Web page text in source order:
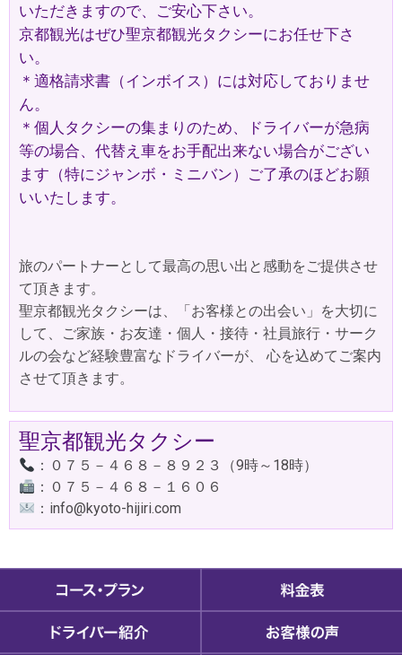
いただきますので、ご安心下さい。
京都観光はぜひ聖京都観光タクシーにお任せ下さ
い。
＊適格請求書（インボイス）には対応しておりませ
ん。
＊個人タクシーの集まりのため、ドライバーが急病
等の場合、代替え車をお手配出来ない場合がござい
ます（特にジャンボ・ミニバン）ご了承のほどお願
いいたします。
旅のパートナーとして最高の思い出と感動をご提供させ
て頂きます。
聖京都観光タクシーは、「お客様との出会い」を大切に
して、ご家族・お友達・個人・接待・社員旅行・ サーク
ルの会など経験豊富なドライバーが、 心を込めてご案内
させて頂きます。
聖京都観光タクシー
：０７５－４６８－８９２３（9時～18時）
：０７５－４６８－１６０６
：info@kyoto-hijiri.com